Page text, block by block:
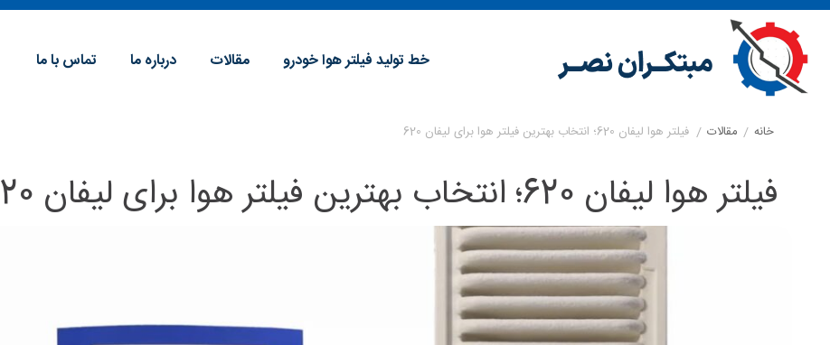
خط تولید فیلتر هوا خودرو مقالات درباره ما تماس با ما
خانه / مقالات / فیلتر هوا لیفان 620؛ انتخاب بهترین فیلتر هوا برای لیفان 620
فیلتر هوا لیفان 620؛ انتخاب بهترین فیلتر هوا برای لیفان 620